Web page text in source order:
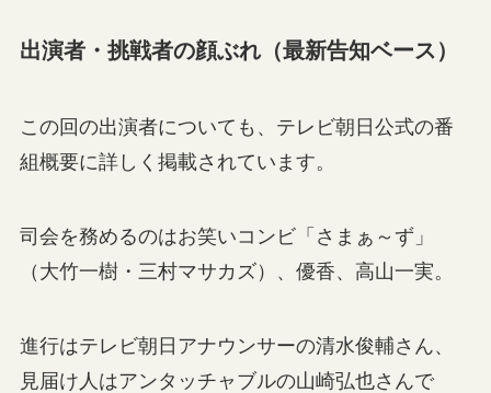
出演者・挑戦者の顔ぶれ（最新告知ベース）
この回の出演者についても、テレビ朝日公式の番
組概要に詳しく掲載されています。
司会を務めるのはお笑いコンビ「さまぁ～ず」
（大竹一樹・三村マサカズ）、優香、高山一実。
進行はテレビ朝日アナウンサーの清水俊輔さん、
見届け人はアンタッチャブルの山崎弘也さんで